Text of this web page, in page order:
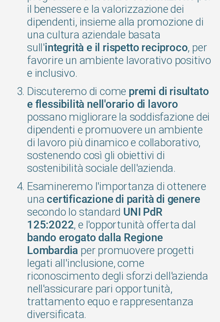
il benessere e la valorizzazione dei
dipendenti, insieme alla promozione di
una cultura aziendale basata
sull'integrità e il rispetto reciproco, per
favorire un ambiente lavorativo positivo
e inclusivo.
Discuteremo di come premi di risultato
e flessibilità nell'orario di lavoro
possano migliorare la soddisfazione dei
dipendenti e promuovere un ambiente
di lavoro più dinamico e collaborativo,
sostenendo così gli obiettivi di
sostenibilità sociale dell'azienda.
Esamineremo l'importanza di ottenere
unacertificazione di parità di genere
secondo lo standard UNI PdR
125:2022, e l'opportunità offerta dal
bando erogato dalla Regione
Lombardia per promuovere progetti
legati all'inclusione, come
riconoscimento degli sforzi dell'azienda
nell'assicurare pari opportunità,
trattamento equo e rappresentanza
diversificata.